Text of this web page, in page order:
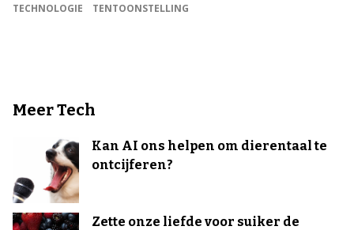
TECHNOLOGIE
TENTOONSTELLING
Meer Tech
Kan AI ons helpen om dierentaal te
ontcijferen?
Zette onze liefde voor suiker de